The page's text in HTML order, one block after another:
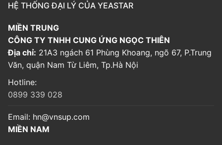
HỆ THỐNG ĐẠI LÝ CỦA YEASTAR
MIỀN TRUNG
CÔNG TY TNHH CUNG ỨNG NGỌC THIÊN
Địa chỉ: 21A3 ngách 61 Phùng Khoang, ngõ 67, P.Trung
Văn, quận Nam Từ Liêm, Tp.Hà Nội
Hotline:
0899 339 028
Email: hn@vnsup.com
MIỀN NAM